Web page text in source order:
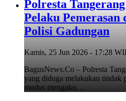
Polresta
Pelaku Pemerasan
Polisi Gadungan
Kamis, 25 Jun 2026 - 17:28
BagusNews.Co – Polresta
yang diduga melakukan tindak
modus mengaku…